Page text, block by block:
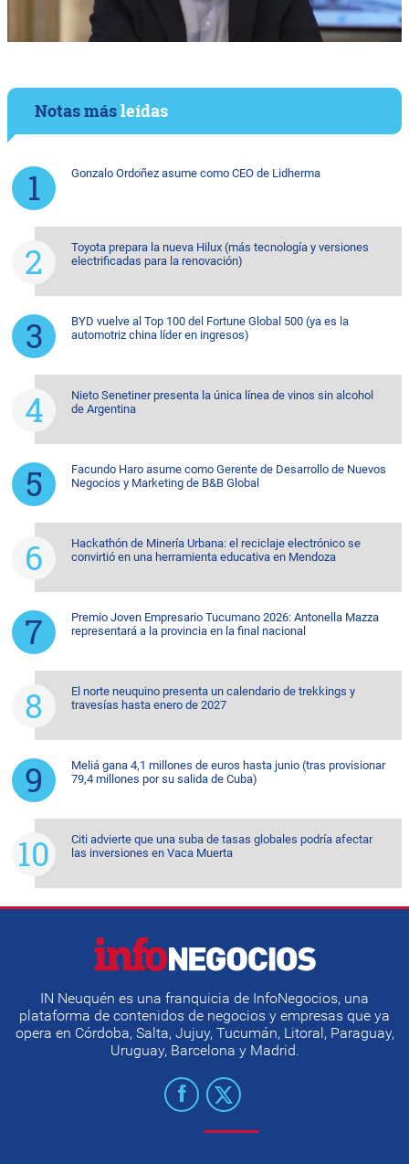
Notas másleídas
Gonzalo Ordoñez asume como CEO de Lidherma
Toyota prepara la nueva Hilux (más tecnología y versiones
electrificadas para la renovación)
BYD vuelve al Top 100 del Fortune Global 500 (ya es la
automotriz china líder en ingresos)
Nieto Senetiner presenta la única línea de vinos sin alcohol
de Argentina
Facundo Haro asume como Gerente de Desarrollo de Nuevos
Negocios y Marketing de B&B Global
Hackathón de Minería Urbana: el reciclaje electrónico se
convirtió en una herramienta educativa en Mendoza
Premio Joven Empresario Tucumano 2026: Antonella Mazza
representará a la provincia en la final nacional
El norte neuquino presenta un calendario de trekkings y
travesías hasta enero de 2027
Meliá gana 4,1 millones de euros hasta junio (tras provisionar
79,4 millones por su salida de Cuba)
Citi advierte que una suba de tasas globales podría afectar
las inversiones en Vaca Muerta
IN Neuquén es una franquicia de InfoNegocios, una
plataforma de contenidos de negocios y empresas que ya
opera en Córdoba, Salta, Jujuy, Tucumán, Litoral, Paraguay,
Uruguay, Barcelona y Madrid.